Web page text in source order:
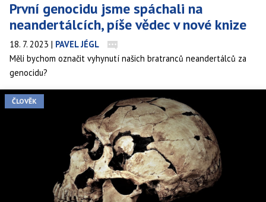
První genocidu jsme spáchali na
neandertálcích, píše vědec v nové knize
18. 7. 2023 | PAVEL JÉGL
Měli bychom označit vyhynutí našich bratranců neandertálců za
genocidu?
ČLOVĚK